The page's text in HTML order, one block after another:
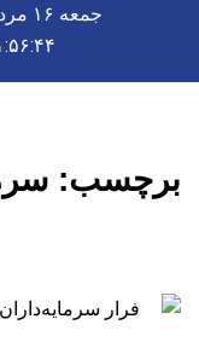
جمعه ۱۶ مرداد ۱۴۰۵
برچسب: